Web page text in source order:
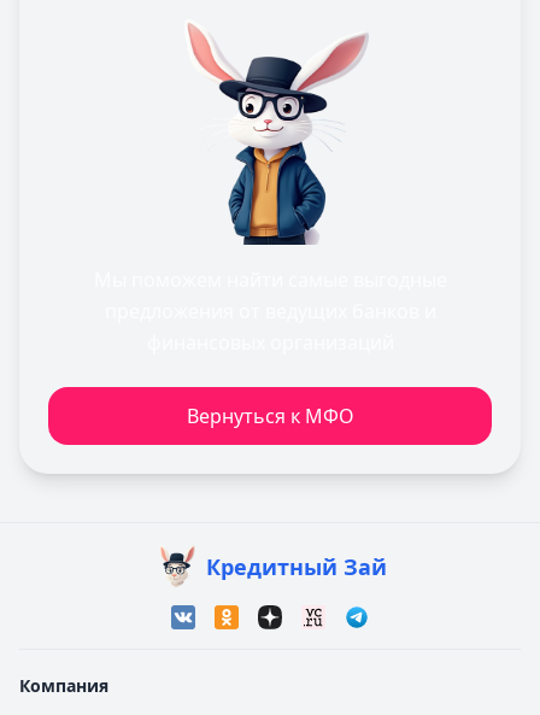
Вернуться к МФО
Кредитный Зай
Компания